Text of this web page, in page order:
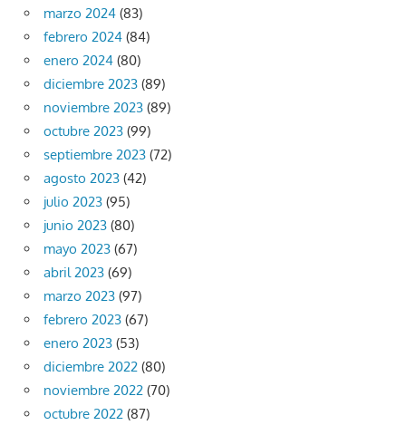
marzo 2024 (83)
febrero 2024 (84)
enero 2024 (80)
diciembre 2023 (89)
noviembre 2023 (89)
octubre 2023 (99)
septiembre 2023 (72)
agosto 2023 (42)
julio 2023 (95)
junio 2023 (80)
mayo 2023 (67)
abril 2023 (69)
marzo 2023 (97)
febrero 2023 (67)
enero 2023 (53)
diciembre 2022 (80)
noviembre 2022 (70)
octubre 2022 (87)